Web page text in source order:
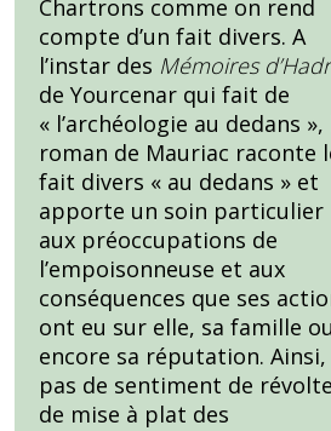
Chartrons comme on rend
compte d’un fait divers. A
l’instar des Mémoires
de Yourcenar qui fait de
« l’archéologie au dedans »,
roman de Mauriac raconte
fait divers « au dedans » et
apporte un soin particulier
aux préoccupations de
l’empoisonneuse et aux
conséquences que ses
ont eu sur elle, sa famille ou
encore sa réputation. Ainsi,
pas de sentiment de
de mise à plat des